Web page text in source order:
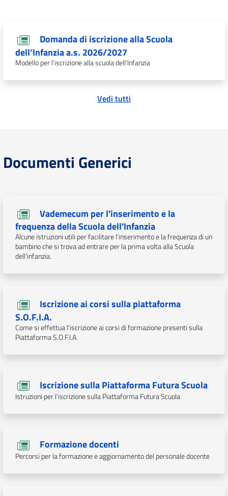
Domanda di iscrizione alla Scuola
dell’Infanzia a.s. 2026/2027
Modello per l'iscrizione alla scuola dell'Infanzia
Vedi tutti
Documenti Generici
Vademecum per l'inserimento e la
frequenza della Scuola dell'Infanzia
Alcune istruzioni utili per facilitare l'inserimento e la frequenza di un
bambino che si trova ad entrare per la prima volta alla Scuola
dell'infanzia.
Iscrizione ai corsi sulla piattaforma
S.O.F.I.A.
Come si effettua l'iscrizione ai corsi di formazione presenti sulla
Piattaforma S.O.F.I.A.
Iscrizione sulla Piattaforma Futura Scuola
Istruzioni per l'iscrizione sulla Piattaforma Futura Scuola
Formazione docenti
Percorsi per la formazione e aggiornamento del personale docente